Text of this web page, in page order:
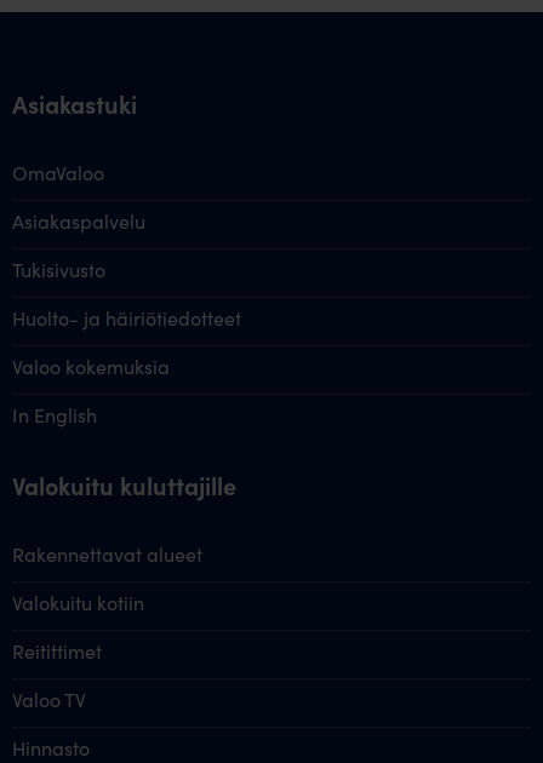
Asiakastuki
OmaValoo
Asiakaspalvelu
Tukisivusto
Huolto- ja häiriötiedotteet
Valoo kokemuksia
In English
Valokuitu kuluttajille
Rakennettavat alueet
Valokuitu kotiin
Reitittimet
Valoo TV
Hinnasto